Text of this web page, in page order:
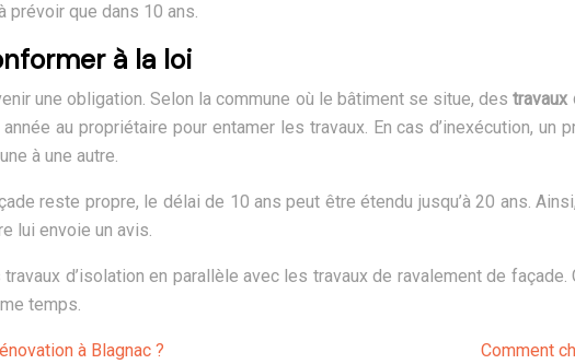
prévoir que dans 10 ans.
à la loi
une obligation. Selon la commune où le bâtiment se situe, destravaux
au propriétaire pour entamer les travaux. En cas d’inexécution,
à une autre.
reste propre, le délai de 10 ans peut être étendu jusqu’à 20 ans.
lui envoie un avis.
d’isolation en parallèle avec les travaux de ravalement de
temps.
à Blagnac ? Comment